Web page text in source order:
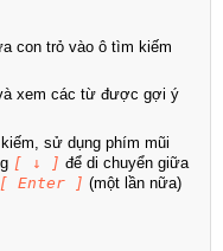
con trỏ vào ô tìm kiếm
xem các từ được gợi ý
sử dụng phím mũi
[ ↓ ] để di chuyển giữa
[ Enter ] (một lần nữa)